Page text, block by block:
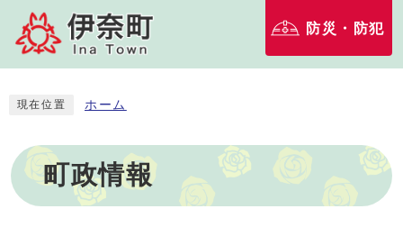
防災・防犯
現在位置 ホーム
町政情報